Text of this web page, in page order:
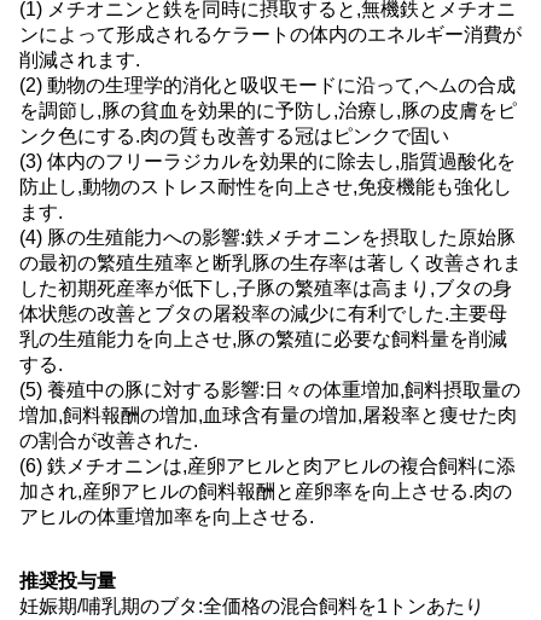
(1) メチオニンと鉄を同時に摂取すると,無機鉄とメチオニ
ンによって形成されるケラートの体内のエネルギー消費が
削減されます.
(2) 動物の生理学的消化と吸収モードに沿って,ヘムの合成
を調節し,豚の貧血を効果的に予防し,治療し,豚の皮膚をピ
ンク色にする.肉の質も改善する冠はピンクで固い
(3) 体内のフリーラジカルを効果的に除去し,脂質過酸化を
防止し,動物のストレス耐性を向上させ,免疫機能も強化し
ます.
(4) 豚の生殖能力への影響:鉄メチオニンを摂取した原始豚
の最初の繁殖生殖率と断乳豚の生存率は著しく改善されま
した初期死産率が低下し,子豚の繁殖率は高まり,ブタの身
体状態の改善とブタの屠殺率の減少に有利でした.主要母
乳の生殖能力を向上させ,豚の繁殖に必要な飼料量を削減
する.
(5) 養殖中の豚に対する影響:日々の体重増加,飼料摂取量の
増加,飼料報酬の増加,血球含有量の増加,屠殺率と痩せた肉
の割合が改善された.
(6) 鉄メチオニンは,産卵アヒルと肉アヒルの複合飼料に添
加され,産卵アヒルの飼料報酬と産卵率を向上させる.肉の
アヒルの体重増加率を向上させる.
推奨投与量
妊娠期/哺乳期のブタ:全価格の混合飼料を1トンあたり